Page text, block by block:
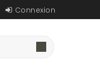
Connexion